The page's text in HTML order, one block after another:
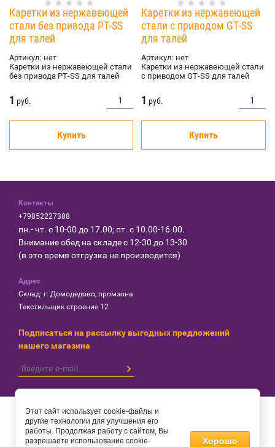
Каретки из нержавеющей
стали без привода РТ-SS
для талей
Артикул: нет
Каретки из нержавеющей стали
без привода РТ-SS для талей
1 руб.
Купить
Каретки из нержавеющей
стали с приводом GТ-SS
для талей
Артикул: нет
Каретки из нержавеющей стали
с приводом GТ-SS для талей
1 руб.
Купить
Контакты
+79852227388
пн.- чт. с 10-00 до 17.00; пт. с 10.00-16.00.
Внимание обед на складе с 12-30 до 13-30
(в это время отгрузка не производится)
Адрес
Склад: г. Домодедово, промзона
Текстильщик строение 12
Подписаться на рассылку выгодных предложений
нашего магазина
© 2017 Такелаж-ОК
Этот сайт использует cookie-файлы и
другие технологии для улучшения его
работы. Продолжая работу с сайтом, Вы
разрешаете использование cookie-
Хорошо